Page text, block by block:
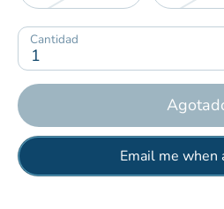
Cantidad
1
Email me when